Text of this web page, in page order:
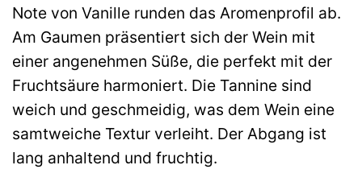
Note von Vanille runden das Aromenprofil ab.
Am Gaumen präsentiert sich der Wein mit
einer angenehmen Süße, die perfekt mit der
Fruchtsäure harmoniert. Die Tannine sind
weich und geschmeidig, was dem Wein eine
samtweiche Textur verleiht. Der Abgang ist
lang anhaltend und fruchtig.